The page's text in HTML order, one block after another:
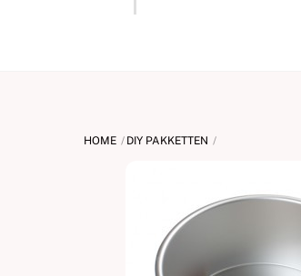
HOME DIY PAKKETTEN